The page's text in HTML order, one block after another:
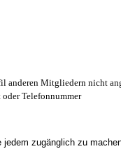
anderen Mitgliedern nicht
Telefonnummer
zugänglich zu